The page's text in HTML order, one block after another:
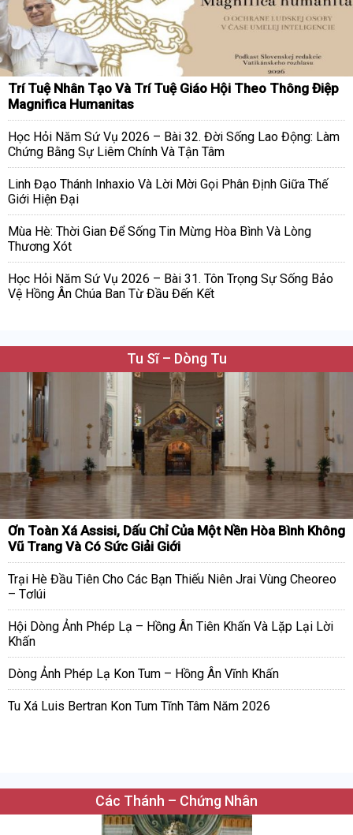
Trí Tuệ Nhân Tạo Và Trí Tuệ Giáo Hội Theo Thông Điệp
Magnifica Humanitas
Học Hỏi Năm Sứ Vụ 2026 – Bài 32. Đời Sống Lao Động: Làm
Chứng Bằng Sự Liêm Chính Và Tận Tâm
Linh Đạo Thánh Inhaxio Và Lời Mời Gọi Phân Định Giữa Thế
Giới Hiện Đại
Mùa Hè: Thời Gian Để Sống Tin Mừng Hòa Bình Và Lòng
Thương Xót
Học Hỏi Năm Sứ Vụ 2026 – Bài 31. Tôn Trọng Sự Sống Bảo
Vệ Hồng Ân Chúa Ban Từ Đầu Đến Kết
Tu Sĩ – Dòng Tu
Ơn Toàn Xá Assisi, Dấu Chỉ Của Một Nền Hòa Bình Không
Vũ Trang Và Có Sức Giải Giới
Trại Hè Đầu Tiên Cho Các Bạn Thiếu Niên Jrai Vùng Cheoreo
– Tơlúi
Hội Dòng Ảnh Phép Lạ – Hồng Ân Tiên Khấn Và Lặp Lại Lời
Khấn
Dòng Ảnh Phép Lạ Kon Tum – Hồng Ân Vĩnh Khấn
Tu Xá Luis Bertran Kon Tum Tĩnh Tâm Năm 2026
Các Thánh – Chứng Nhân